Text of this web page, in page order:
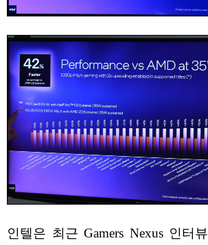
인텔은 최근 Gamers Nexus 인터